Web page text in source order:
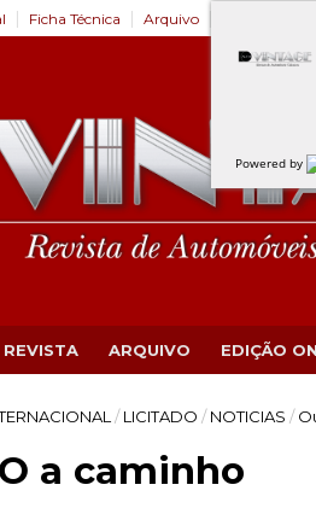
Ficha Técnica Arquivo
REVISTA ARQUIVO EDIÇÃO
/ LICITADO / NOTICIAS /
a caminho
Powered by